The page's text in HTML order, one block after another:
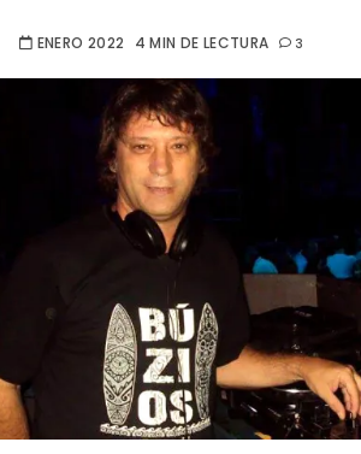
ENERO 2022 4 MIN DE LECTURA 3